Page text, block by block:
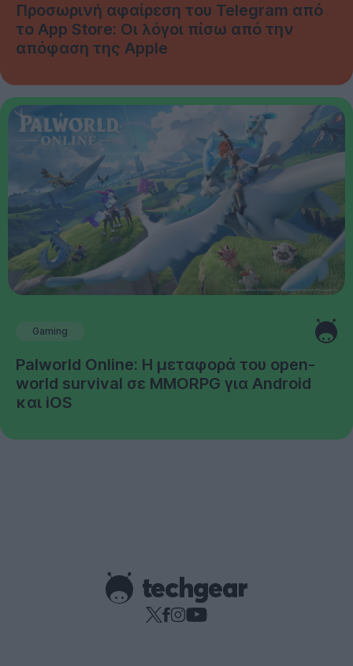
Προσωρινή αφαίρεση του Telegram από
το App Store: Οι λόγοι πίσω από την
απόφαση της Apple
Gaming
Palworld Online: Η μεταφορά του open-
world survival σε MMORPG για Android
και iOS